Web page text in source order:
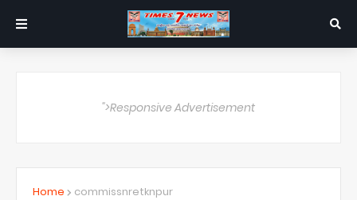
">Responsive Advertisement
Home commissnretknpur